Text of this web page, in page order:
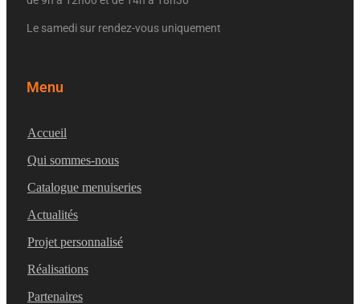
Le samedi sur rendez-vous uniquement
Menu
Accueil
Qui sommes-nous
Catalogue menuiseries
Actualités
Projet personnalisé
Réalisations
Partenaires